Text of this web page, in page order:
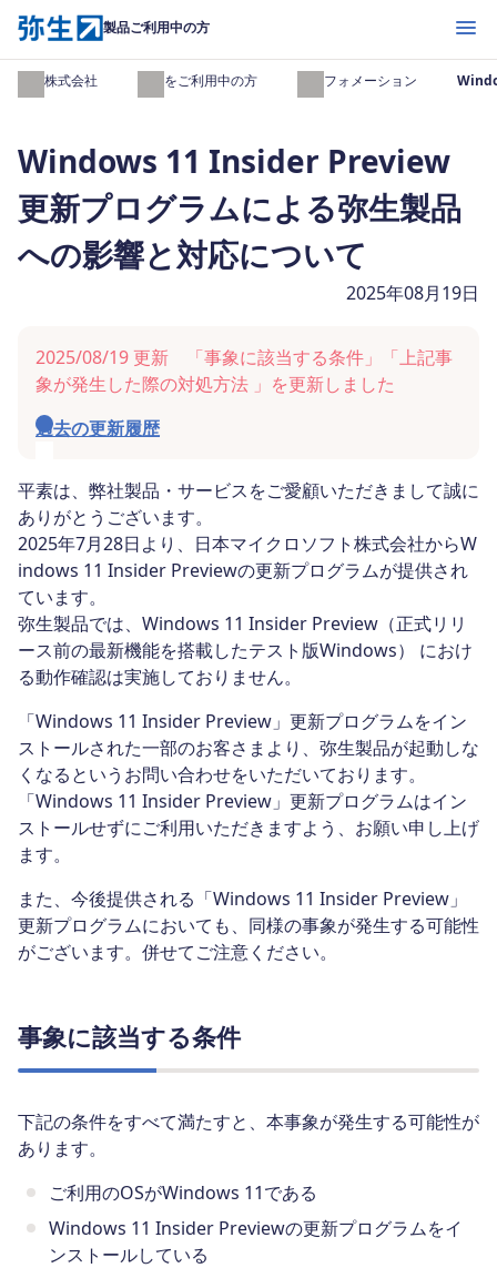
製品ご利用中の方 開く
弥生株式会社 製品をご利用中の方 インフォメーション
Windows 11 Insider Preview
更新プログラムによる弥生製品
への影響と対応について
2025年08月19日
2025/08/19 更新 「事象に該当する条件」「上記事
象が発生した際の対処方法 」を更新しました
過去の更新履歴
平素は、弊社製品・サービスをご愛顧いただきまして誠に
ありがとうございます。
2025年7月28日より、日本マイクロソフト株式会社からW
indows 11 Insider Previewの更新プログラムが提供され
ています。
弥生製品では、Windows 11 Insider Preview（正式リリ
ース前の最新機能を搭載したテスト版Windows） におけ
る動作確認は実施しておりません。
「Windows 11 Insider Preview」更新プログラムをイン
ストールされた一部のお客さまより、弥生製品が起動しな
くなるというお問い合わせをいただいております。
「Windows 11 Insider Preview」更新プログラムはイン
ストールせずにご利用いただきますよう、お願い申し上げ
ます。
また、今後提供される「Windows 11 Insider Preview」
更新プログラムにおいても、同様の事象が発生する可能性
がございます。併せてご注意ください。
事象に該当する条件
下記の条件をすべて満たすと、本事象が発生する可能性が
あります。
ご利用のOSがWindows 11である
Windows 11 Insider Previewの更新プログラムをイ
ンストールしている